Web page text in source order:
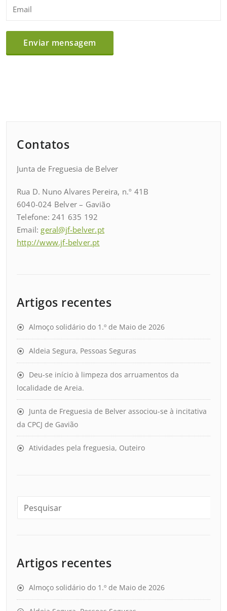
Contatos
Junta de Freguesia de Belver
Rua D. Nuno Alvares Pereira, n.º 41B
6040-024 Belver – Gavião
Telefone: 241 635 192
Email: geral@jf-belver.pt
http://www.jf-belver.pt
Artigos recentes
Almoço solidário do 1.º de Maio de 2026
Aldeia Segura, Pessoas Seguras
Deu-se início à limpeza dos arruamentos da
localidade de Areia.
Junta de Freguesia de Belver associou-se à incitativa
da CPCJ de Gavião
Atividades pela freguesia, Outeiro
Artigos recentes
Almoço solidário do 1.º de Maio de 2026